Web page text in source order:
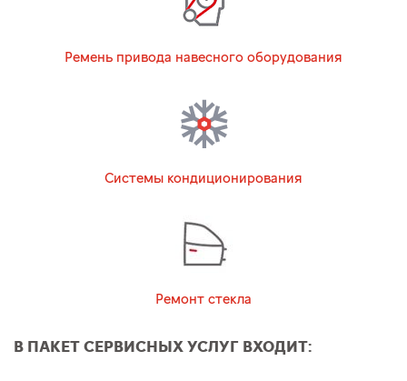
Ремень привода навесного оборудования
Системы кондиционирования
Ремонт стекла
В ПАКЕТ СЕРВИСНЫХ УСЛУГ ВХОДИТ: